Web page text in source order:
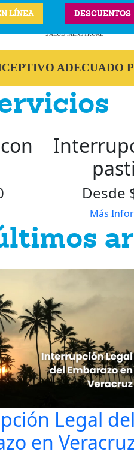
LÍNEA DESCUENTOS
ITS
VPH
SALUD MENSTRUAL
ADECUADO
Desde
Más
Legal del
en